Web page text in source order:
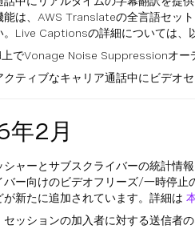
は、AWS Translateの全言語セッ
Live Captionsの詳細については、
でVonage Noise Suppressionオー
ティブなキャリア通話中にビデオ
2月
ャーとサブスクライバーの統計情
ー向けのビデオフリーズ/一時停
新たに追加されています。詳細は
ッションの加入者に対する送信者